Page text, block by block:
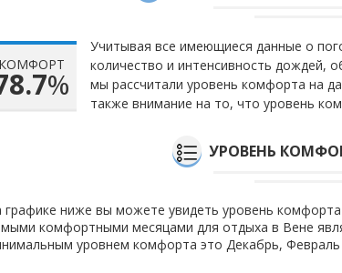
КОМФОРТ
%
Учитывая все имеющиеся данные о
количество и интенсивность дождей,
мы рассчитали уровень комфорта на
также внимание на то, что уровень
УРОВЕНЬ
графике ниже вы можете увидеть уровень
комфортными месяцами для отдыха в Вене
уровнем комфорта это Декабрь, Февраль